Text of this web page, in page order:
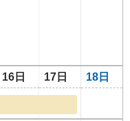
16日 17日 18日